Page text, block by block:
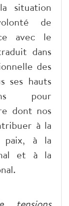
situation
de
avec le
dans
des
ses hauts
pour
dont nos
à la
paix, à la
et à la